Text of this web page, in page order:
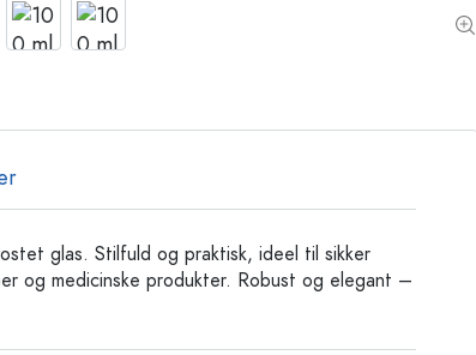
glas. Stilfuld og praktisk, ideel til sikker
og medicinske produkter. Robust og elegant –